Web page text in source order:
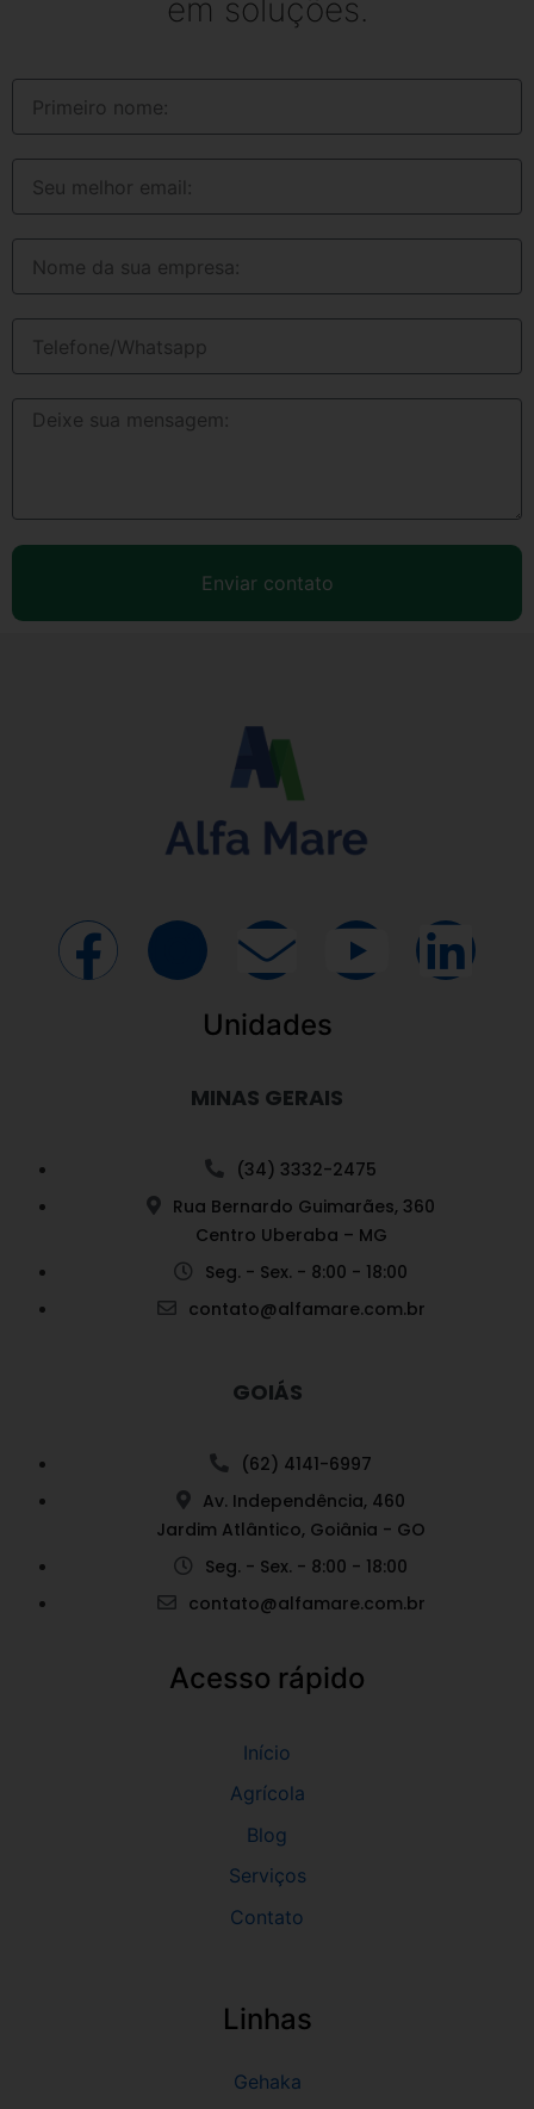
em soluções.
Enviar contato
Unidades
MINAS GERAIS
(34) 3332-2475
Rua Bernardo Guimarães, 360
Centro Uberaba – MG
Seg. - Sex. - 8:00 - 18:00
contato@alfamare.com.br
GOIÁS
(62) 4141-6997
Av. Independência, 460
Jardim Atlântico, Goiânia - GO
Seg. - Sex. - 8:00 - 18:00
contato@alfamare.com.br
Acesso rápido
Início
Agrícola
Blog
Serviços
Contato
Linhas
Gehaka